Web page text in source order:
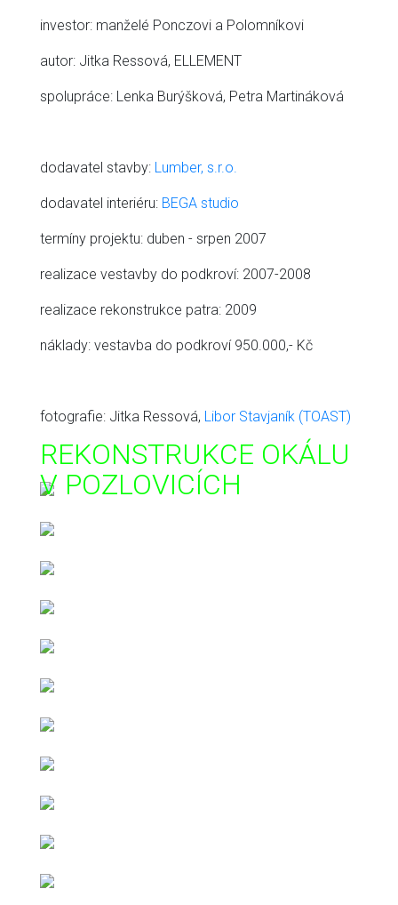
investor: manželé Ponczovi a Polomníkovi
autor: Jitka Ressová, ELLEMENT
spolupráce: Lenka Burýšková, Petra Martináková
dodavatel stavby: Lumber, s.r.o.
dodavatel interiéru: BEGA studio
termíny projektu: duben - srpen 2007
realizace vestavby do podkroví: 2007-2008
realizace rekonstrukce patra: 2009
náklady: vestavba do podkroví 950.000,- Kč
fotografie: Jitka Ressová, Libor Stavjaník (TOAST)
REKONSTRUKCE OKÁLU
V POZLOVICÍCH